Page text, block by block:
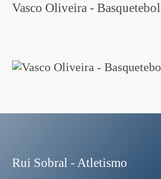
Vasco Oliveira - Basquetebol
Rui Sobral - Atletismo